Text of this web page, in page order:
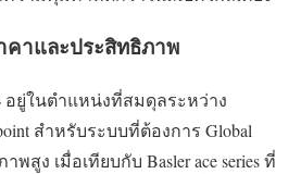
คาและประสิทธิภาพ
อยู่ในตำแหน่งที่สมดุลระหว่าง
สำหรับระบบที่ต้องการ Global
พสูง เมื่อเทียบกับ Basler ace series ที่